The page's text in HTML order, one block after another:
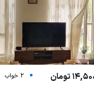
2 خواب